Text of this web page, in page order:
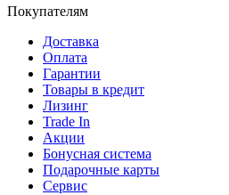
Покупателям
Доставка
Оплата
Гарантии
Товары в кредит
Лизинг
Trade In
Акции
Бонусная система
Подарочные карты
Сервис